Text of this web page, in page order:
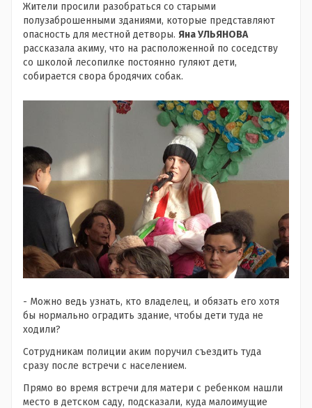
Жители просили разобраться со старыми
полузаброшенными зданиями, которые представляют
опасность для местной детворы. Яна УЛЬЯНОВА
рассказала акиму, что на расположенной по соседству
со школой лесопилке постоянно гуляют дети,
собирается свора бродячих собак.
- Можно ведь узнать, кто владелец, и обязать его хотя
бы нормально оградить здание, чтобы дети туда не
ходили?
Сотрудникам полиции аким поручил съездить туда
сразу после встречи с населением.
Прямо во время встречи для матери с ребенком нашли
место в детском саду, подсказали, куда малоимущие